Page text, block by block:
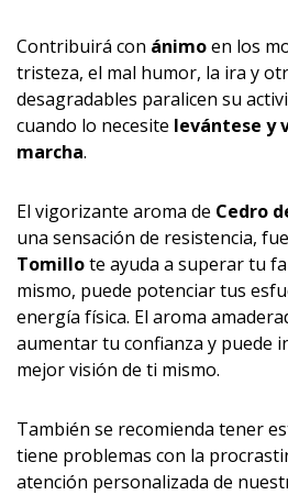
Contribuirá con ánimoen los
tristeza, el mal humor, la ira y
desagradables paralicen su
cuando lo necesite levántese y
marcha.
El vigorizante aroma de Cedro
una sensación de resistencia,
Tomillote ayuda a superar tu
mismo, puede potenciar tus
energía física. El aroma
aumentar tu confianza y puede
mejor visión de ti mismo.
También se recomienda tener
tiene problemas con la
atención personalizada de